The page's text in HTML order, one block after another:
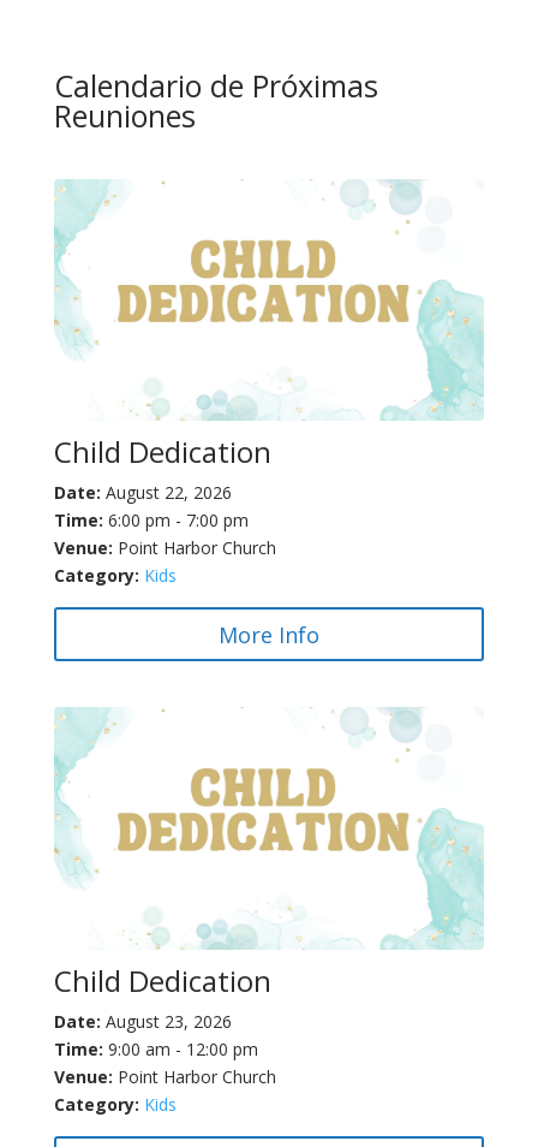
Calendario de Próximas
Reuniones
Child Dedication
Date: August 22, 2026
Time: 6:00 pm - 7:00 pm
Venue: Point Harbor Church
Category: Kids
More Info
Child Dedication
Date: August 23, 2026
Time: 9:00 am - 12:00 pm
Venue: Point Harbor Church
Category: Kids